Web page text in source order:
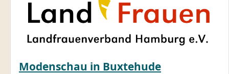
Modenschau in Buxtehude